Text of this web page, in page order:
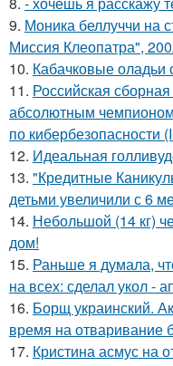
9. Моника беллуччи на
Миссия Клеопатра",
10. Кабачковые
11. Российская
абсолютным
по кибербезопасности
12. Идеальная
13. "Кредитные
детьми увеличили с 6
14. Небольшой (14 кг)
дом!
15. Раньше я думала,
на всех: сделал укол -
16. Борщ украинский.
время на отваривание
17. Кристина асмус на